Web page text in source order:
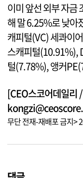
이미 앞선 외부 자금
해 말 6.25%로 낮아
캐피털(VC) 세콰이
스캐피털(10.91%),
털(7.78%), 앵커
[CEO스코어데일리
무단 전재-재배포 금지>